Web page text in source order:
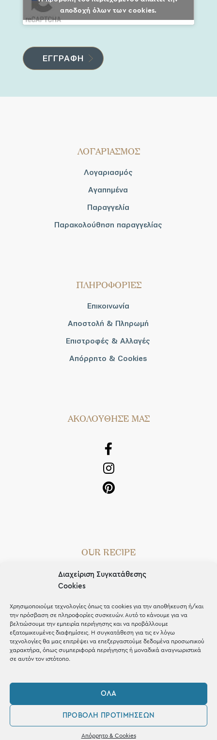
Διαχείριση Συγκατάθεσης
Cookies
Χρησιμοποιούμε τεχνολογίες όπως τα cookies για την αποθήκευση ή/και
την πρόσβαση σε πληροφορίες συσκευών. Αυτό το κάνουμε για να
βελτιώσουμε την εμπειρία περιήγησης και να προβάλλουμε
εξατομικευμένες διαφημίσεις. Η συγκατάθεση για τις εν λόγω
τεχνολογίες θα μας επιτρέψει να επεξεργαστούμε δεδομένα προσωπικού
χαρακτήρα, όπως συμπεριφορά περιήγησης ή μοναδικά αναγνωριστικά
σε αυτόν τον ιστότοπο.
ΌΛΑ
ΠΡΟΒΟΛΉ ΠΡΟΤΙΜΉΣΕΩΝ
Απόρρητο & Cookies
αποδοχή όλων των cookies.
ΛΟΓΑΡΙΑΣΜΟΣ
Λογαριασμός
Αγαπημένα
Παραγγελία
Παρακολούθηση παραγγελίας
ΠΛΗΡΟΦΟΡΙΕΣ
Επικοινωνία
Αποστολή & Πληρωμή
Επιστροφές & Αλλαγές
Απόρρητο & Cookies
AΚΟΛΟΥΘΗΣΕ ΜΑΣ
OUR RECIPE
Gifts
Blog
Shop the look
ΚΑΤΑΣΤΗΜΑ
Σταθά 17, 38221 Βόλος
2421 217300
0